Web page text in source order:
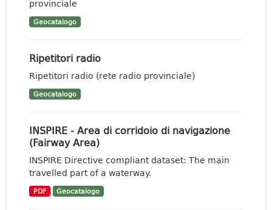
provinciale
Geocatalogo
Ripetitori radio
Ripetitori radio (rete radio provinciale)
Geocatalogo
INSPIRE - Area di corridoio di navigazione
(Fairway Area)
INSPIRE Directive compliant dataset: The main
travelled part of a waterway.
PDF Geocatalogo